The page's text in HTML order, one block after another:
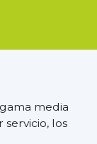
media
los